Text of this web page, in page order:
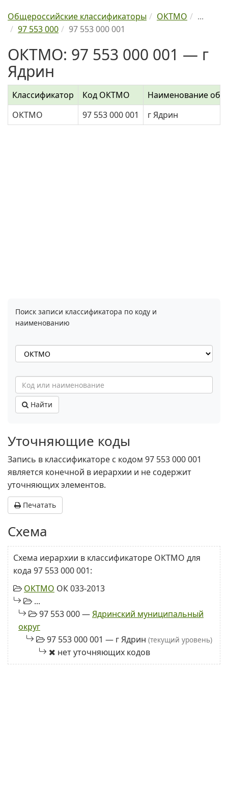
Общероссийские классификаторы ОКТМО
...
97 553 000
97 553 000 001
ОКТМО: 97 553 000 001 — г
Ядрин
Классификатор Код ОКТМО
Наименование
ОКТМО
97 553 000 001 г Ядрин
Поиск записи классификатора по коду и
наименованию
Найти
Уточняющие коды
Запись в классификаторе с кодом 97 553 000 001
является конечной в иерархии и не содержит
уточняющих элементов.
Печатать
Схема
Схема иерархии в классификаторе ОКТМО для
кода 97 553 000 001:
ОКТМО ОК 033-2013
...
97 553 000 —Ядринский муниципальный
округ
97 553 000 001 — г Ядрин (текущий уровень)
нет уточняющих кодов